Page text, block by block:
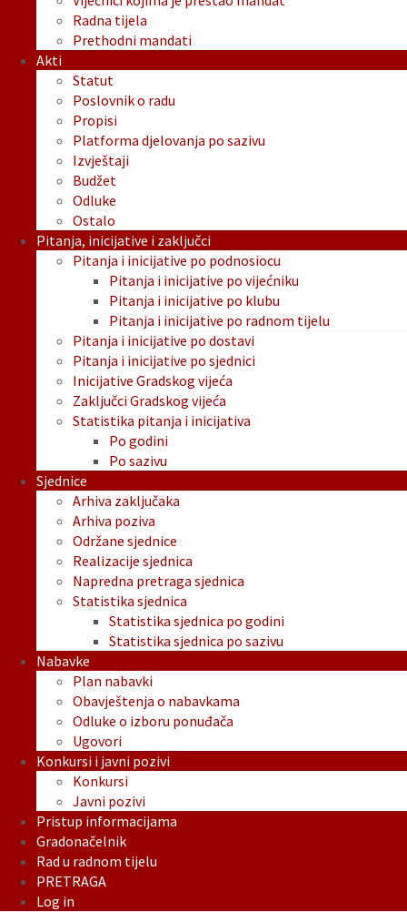
Radna tijela
Prethodni mandati
Akti
Statut
Poslovnik o radu
Propisi
Platforma djelovanja po sazivu
Izvještaji
Budžet
Odluke
Ostalo
Pitanja, inicijative i zaključci
Pitanja i inicijative po podnosiocu
Pitanja i inicijative po vijećniku
Pitanja i inicijative po klubu
Pitanja i inicijative po radnom tijelu
Pitanja i inicijative po dostavi
Pitanja i inicijative po sjednici
Inicijative Gradskog vijeća
Zaključci Gradskog vijeća
Statistika pitanja i inicijativa
Po godini
Po sazivu
Sjednice
Arhiva zaključaka
Arhiva poziva
Održane sjednice
Realizacije sjednica
Napredna pretraga sjednica
Statistika sjednica
Statistika sjednica po godini
Statistika sjednica po sazivu
Nabavke
Plan nabavki
Obavještenja o nabavkama
Odluke o izboru ponuđača
Ugovori
Konkursi i javni pozivi
Konkursi
Javni pozivi
Pristup informacijama
Gradonačelnik
Rad u radnom tijelu
PRETRAGA
Log in